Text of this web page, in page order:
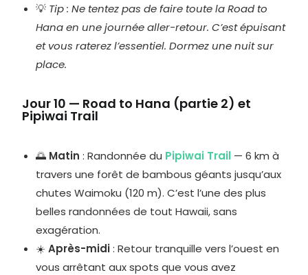
💡 Tip : Ne tentez pas de faire toute la Road to
Hana en une journée aller-retour. C’est épuisant
et vous raterez l’essentiel. Dormez une nuit sur
place.
Jour 10 — Road to Hana (partie 2) et
Pipiwai Trail
🌅 Matin : Randonnée du Pipiwai Trail — 6 km à
travers une forêt de bambous géants jusqu’aux
chutes Waimoku (120 m). C’est l’une des plus
belles randonnées de tout Hawaii, sans
exagération.
☀️Après-midi: Retour tranquille vers l’ouest en
vous arrêtant aux spots que vous avez